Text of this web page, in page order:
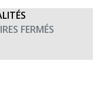
FERMÉS
CHEF